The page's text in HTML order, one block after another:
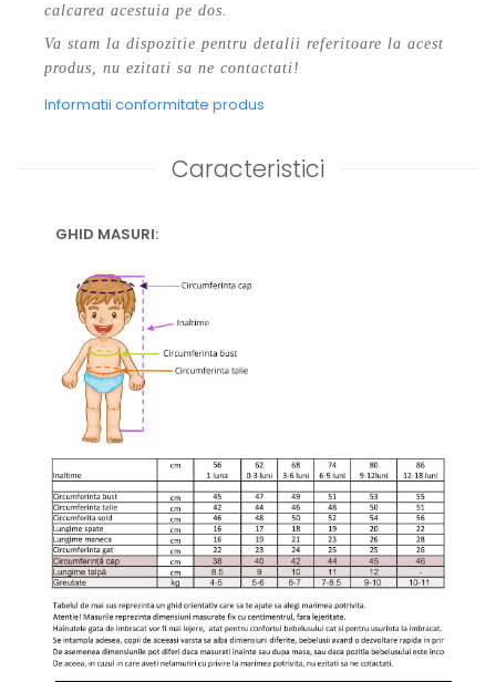
calcarea acestuia pe dos.
Va stam la dispozitie pentru detalii referitoare la acest
produs, nu ezitati sa ne contactati!
Informatii conformitate produs
Caracteristici
GHID MASURI: